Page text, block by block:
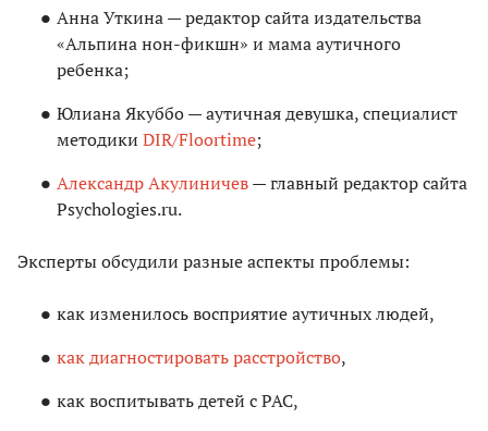
Анна Уткина — редактор сайта издательства
«Альпина нон-фикшн» и мама аутичного
ребенка;
Юлиана Якуббо — аутичная девушка, специалист
методики DIR/Floortime;
Александр Акулиничев— главный редактор сайта
Psychologies.ru.
Эксперты обсудили разные аспекты проблемы:
как изменилось восприятие аутичных людей,
как диагностировать расстройство,
как воспитывать детей с РАС,